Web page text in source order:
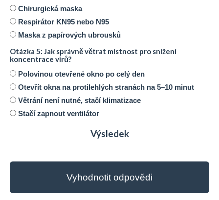
Chirurgická maska
Respirátor KN95 nebo N95
Maska z papírových ubrousků
Otázka 5: Jak správně větrat místnost pro snížení
koncentrace virů?
Polovinou otevřené okno po celý den
Otevřít okna na protilehlých stranách na 5–10 minut
Větrání není nutné, stačí klimatizace
Stačí zapnout ventilátor
Výsledek
Vyhodnotit odpovědi